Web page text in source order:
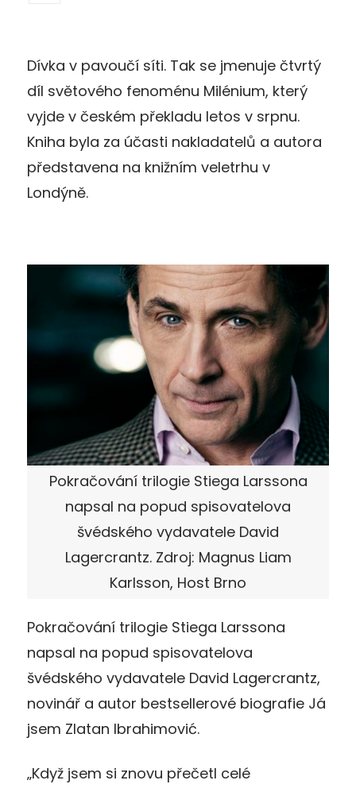
Dívka v pavoučí síti. Tak se jmenuje čtvrtý
díl světového fenoménu Milénium, který
vyjde v českém překladu letos v srpnu.
Kniha byla za účasti nakladatelů a autora
představena na knižním veletrhu v
Londýně.
Pokračování trilogie Stiega Larssona
napsal na popud spisovatelova
švédského vydavatele David
Lagercrantz. Zdroj: Magnus Liam
Karlsson, Host Brno
Pokračování trilogie Stiega Larssona
napsal na popud spisovatelova
švédského vydavatele David Lagercrantz,
novinář a autor bestsellerové biografie Já
jsem Zlatan Ibrahimović.
„Když jsem si znovu přečetl celé